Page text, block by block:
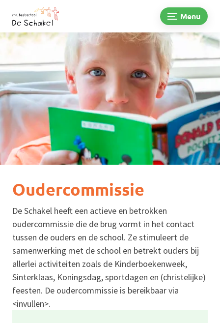
Menu
Oudercommissie
De Schakel heeft een actieve en betrokken
oudercommissie die de brug vormt in het contact
tussen de ouders en de school. Ze stimuleert de
samenwerking met de school en betrekt ouders bij
allerlei activiteiten zoals de Kinderboekenweek,
Sinterklaas, Koningsdag, sportdagen en (christelijke)
feesten. De oudercommissie is bereikbaar via
<invullen>.